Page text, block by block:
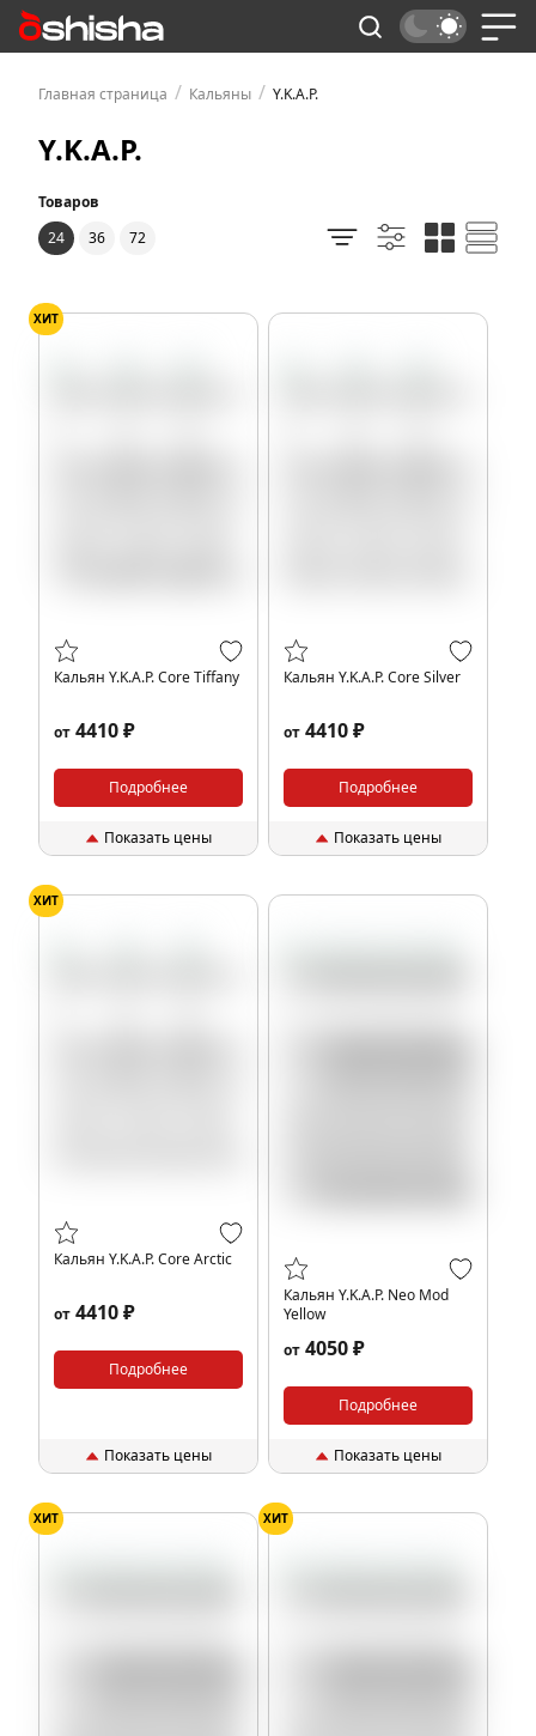
Главная страница / Кальяны / Y.K.A.P.
Y.K.A.P.
Товаров
24
36 72
ХИТ
Кальян Y.K.A.P. Core Tiffany
от 4410 ₽
Подробнее
Показать цены
Кальян Y.K.A.P. Core Silver
от 4410 ₽
Подробнее
Показать цены
ХИТ
Кальян Y.K.A.P. Core Arctic
от 4410 ₽
Подробнее
Показать цены
Кальян Y.K.A.P. Neo Mod
Yellow
от 4050 ₽
Подробнее
Показать цены
ХИТ ХИТ